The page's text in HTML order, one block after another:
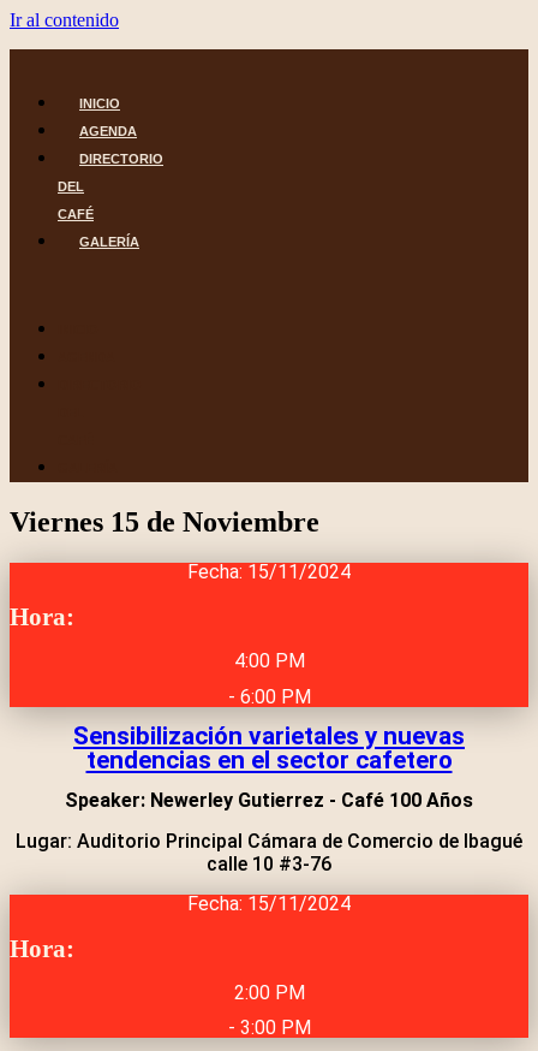
Ir al contenido
INICIO
AGENDA
DIRECTORIO
DEL
CAFÉ
GALERÍA
Viernes 15 de Noviembre
Fecha: 15/11/2024
Hora:
4:00 PM
- 6:00 PM
Sensibilización varietales y nuevas
tendencias en el sector cafetero
Speaker: Newerley Gutierrez - Café 100 Años
Lugar: Auditorio Principal Cámara de Comercio de Ibagué
calle 10 #3-76
Fecha: 15/11/2024
Hora:
2:00 PM
- 3:00 PM